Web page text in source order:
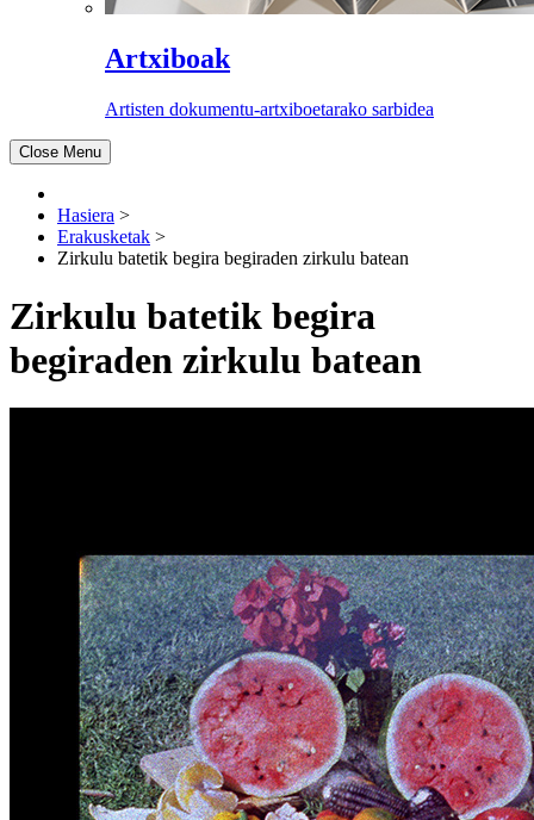
Artxiboak
Artisten dokumentu-artxiboetarako sarbidea
Close Menu
Hasiera >
Erakusketak >
Zirkulu batetik begira begiraden zirkulu batean
Zirkulu batetik begira
begiraden zirkulu batean